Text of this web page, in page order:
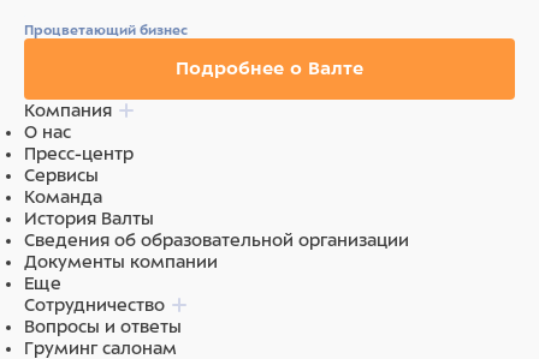
Процветающий бизнес
Подробнее о Валте
Компания
О нас
Пресс-центр
Сервисы
Команда
История Валты
Сведения об образовательной организации
Документы компании
Еще
Сотрудничество
Вопросы и ответы
Груминг салонам